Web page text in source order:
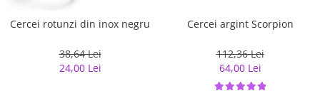
Cercei rotunzi din inox negru
38,64 Lei
24,00 Lei
Cercei argint Scorpion
112,36 Lei
64,00 Lei